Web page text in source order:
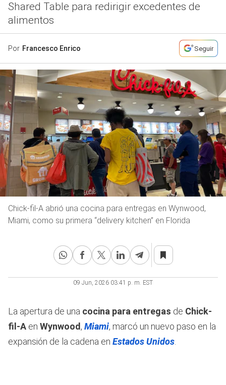
Shared Table para redirigir excedentes de
alimentos
Por Francesco Enrico Seguir
Chick-fil-A abrió una cocina para entregas en Wynwood,
Miami, como su primera “delivery kitchen” en Florida
09 Jun, 2026 03:41 p. m. EST
La apertura de una cocina para entregas de Chick-
fil-A en Wynwood, Miami, marcó un nuevo paso en la
expansión de la cadena en Estados Unidos